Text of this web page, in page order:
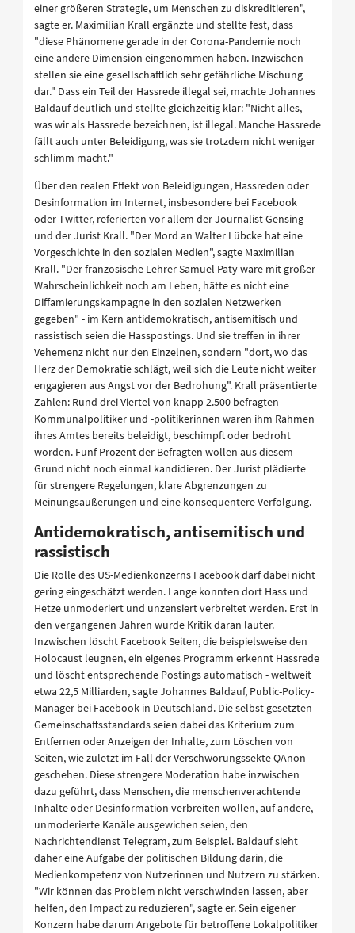
einer größeren Strategie, um Menschen zu diskreditieren",
sagte er. Maximilian Krall ergänzte und stellte fest, dass
"diese Phänomene gerade in der Corona-Pandemie noch
eine andere Dimension eingenommen haben. Inzwischen
stellen sie eine gesellschaftlich sehr gefährliche Mischung
dar." Dass ein Teil der Hassrede illegal sei, machte Johannes
Baldauf deutlich und stellte gleichzeitig klar: "Nicht alles,
was wir als Hassrede bezeichnen, ist illegal. Manche Hassrede
fällt auch unter Beleidigung, was sie trotzdem nicht weniger
schlimm macht."
Über den realen Effekt von Beleidigungen, Hassreden oder
Desinformation im Internet, insbesondere bei Facebook
oder Twitter, referierten vor allem der Journalist Gensing
und der Jurist Krall. "Der Mord an Walter Lübcke hat eine
Vorgeschichte in den sozialen Medien", sagte Maximilian
Krall. "Der französische Lehrer Samuel Paty wäre mit großer
Wahrscheinlichkeit noch am Leben, hätte es nicht eine
Diffamierungskampagne in den sozialen Netzwerken
gegeben" - im Kern antidemokratisch, antisemitisch und
rassistisch seien die Hasspostings. Und sie treffen in ihrer
Vehemenz nicht nur den Einzelnen, sondern "dort, wo das
Herz der Demokratie schlägt, weil sich die Leute nicht weiter
engagieren aus Angst vor der Bedrohung". Krall präsentierte
Zahlen: Rund drei Viertel von knapp 2.500 befragten
Kommunalpolitiker und -politikerinnen waren ihm Rahmen
ihres Amtes bereits beleidigt, beschimpft oder bedroht
worden. Fünf Prozent der Befragten wollen aus diesem
Grund nicht noch einmal kandidieren. Der Jurist plädierte
für strengere Regelungen, klare Abgrenzungen zu
Meinungsäußerungen und eine konsequentere Verfolgung.
Antidemokratisch, antisemitisch und
rassistisch
Die Rolle des US-Medienkonzerns Facebook darf dabei nicht
gering eingeschätzt werden. Lange konnten dort Hass und
Hetze unmoderiert und unzensiert verbreitet werden. Erst in
den vergangenen Jahren wurde Kritik daran lauter.
Inzwischen löscht Facebook Seiten, die beispielsweise den
Holocaust leugnen, ein eigenes Programm erkennt Hassrede
und löscht entsprechende Postings automatisch - weltweit
etwa 22,5 Milliarden, sagte Johannes Baldauf, Public-Policy-
Manager bei Facebook in Deutschland. Die selbst gesetzten
Gemeinschaftsstandards seien dabei das Kriterium zum
Entfernen oder Anzeigen der Inhalte, zum Löschen von
Seiten, wie zuletzt im Fall der Verschwörungssekte QAnon
geschehen. Diese strengere Moderation habe inzwischen
dazu geführt, dass Menschen, die menschenverachtende
Inhalte oder Desinformation verbreiten wollen, auf andere,
unmoderierte Kanäle ausgewichen seien, den
Nachrichtendienst Telegram, zum Beispiel. Baldauf sieht
daher eine Aufgabe der politischen Bildung darin, die
Medienkompetenz von Nutzerinnen und Nutzern zu stärken.
"Wir können das Problem nicht verschwinden lassen, aber
helfen, den Impact zu reduzieren", sagte er. Sein eigener
Konzern habe darum Angebote für betroffene Lokalpolitiker